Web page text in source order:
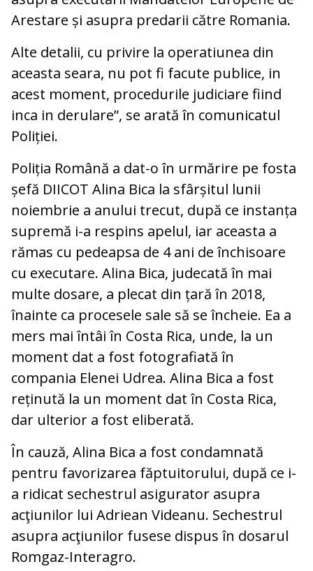
Arestare și asupra predarii către Romania.
Alte detalii, cu privire la operatiunea din
aceasta seara, nu pot fi facute publice, in
acest moment, procedurile judiciare fiind
inca in derulare”, se arată în comunicatul
Poliției.
Poliția Română a dat-o în urmărire pe fosta
șefă DIICOT Alina Bica la sfârșitul lunii
noiembrie a anului trecut, după ce instanța
supremă i-a respins apelul, iar aceasta a
rămas cu pedeapsa de 4 ani de închisoare
cu executare. Alina Bica, judecată în mai
multe dosare, a plecat din țară în 2018,
înainte ca procesele sale să se încheie. Ea a
mers mai întâi în Costa Rica, unde, la un
moment dat a fost fotografiată în
compania Elenei Udrea. Alina Bica a fost
reținută la un moment dat în Costa Rica,
dar ulterior a fost eliberată.
În cauză, Alina Bica a fost condamnată
pentru favorizarea făptuitorului, după ce i-
a ridicat sechestrul asigurator asupra
acţiunilor lui Adriean Videanu. Sechestrul
asupra acţiunilor fusese dispus în dosarul
Romgaz-Interagro.